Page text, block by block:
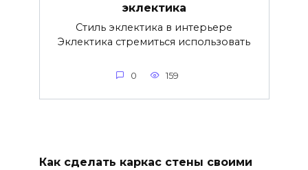
эклектика
Стиль эклектика в интерьере
Эклектика стремиться использовать
0 159
Как сделать каркас стены своими